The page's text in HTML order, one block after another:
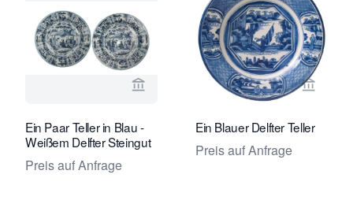
Verkaeuferseite von Van Nie
Ein Paar Teller in Blau -
Weißem Delfter Steingut
Preis auf Anfrage
Ein Blauer Delfter Teller
Preis auf Anfrage